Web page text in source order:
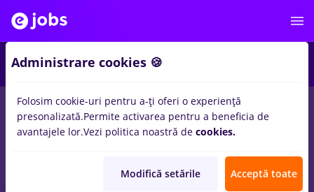
Salarii Fără experiență Entry-Level (< 2 ani)
Administrare cookies 🍪
Folosim cookie-uri pentru a-ți oferi o experiență
presonalizată.Permite activarea pentru a beneficia de
avantajele lor.Vezi politica noastră de cookies.
Modifică setările Acceptă toate